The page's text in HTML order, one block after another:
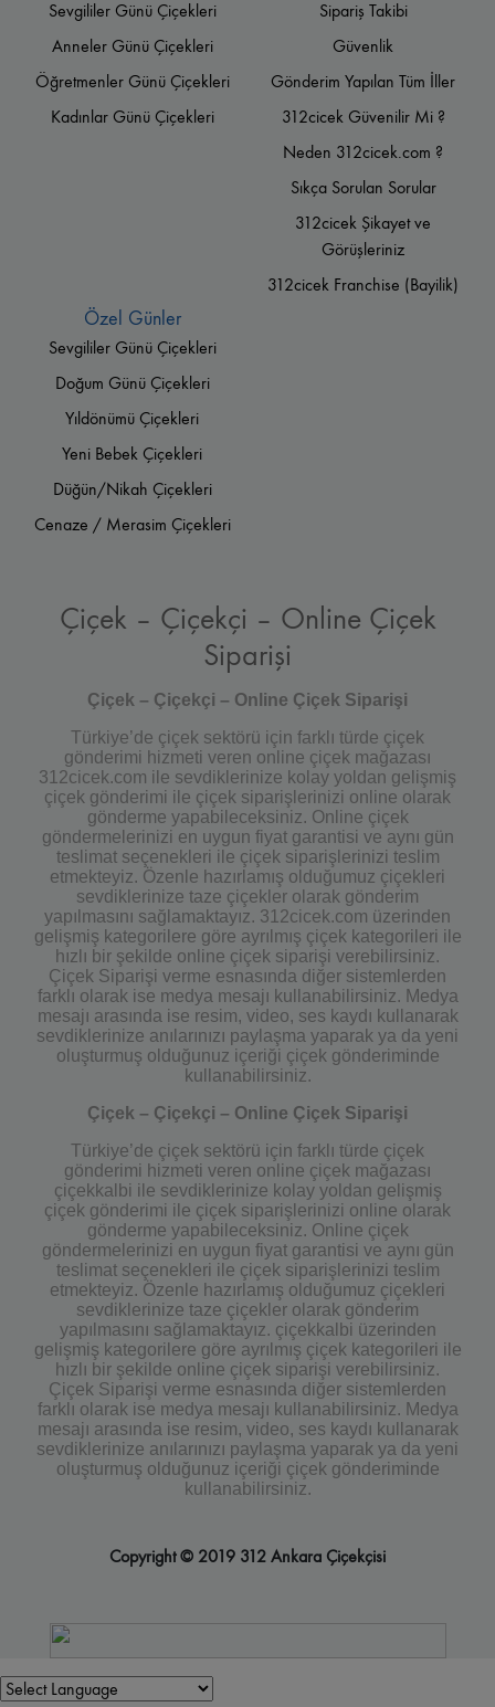
Sevgililer Günü Çiçekleri
Anneler Günü Çiçekleri
Öğretmenler Günü Çiçekleri
Kadınlar Günü Çiçekleri
Sipariş Takibi
Güvenlik
Gönderim Yapılan Tüm İller
312cicek Güvenilir Mi ?
Neden 312cicek.com ?
Sıkça Sorulan Sorular
312cicek Şikayet ve
Görüşleriniz
312cicek Franchise (Bayilik)
Özel Günler
Sevgililer Günü Çiçekleri
Doğum Günü Çiçekleri
Yıldönümü Çiçekleri
Yeni Bebek Çiçekleri
Düğün/Nikah Çiçekleri
Cenaze / Merasim Çiçekleri
Çiçek – Çiçekçi – Online Çiçek
Siparişi
Çiçek – Çiçekçi – Online Çiçek Siparişi
Türkiye’de çiçek sektörü için farklı türde çiçek
gönderimi hizmeti veren online çiçek mağazası
312cicek.com ile sevdiklerinize kolay yoldan gelişmiş
çiçek gönderimi ile çiçek siparişlerinizi online olarak
gönderme yapabileceksiniz. Online çiçek
göndermelerinizi en uygun fiyat garantisi ve aynı gün
teslimat seçenekleri ile çiçek siparişlerinizi teslim
etmekteyiz. Özenle hazırlamış olduğumuz çiçekleri
sevdiklerinize taze çiçekler olarak gönderim
yapılmasını sağlamaktayız. 312cicek.com üzerinden
gelişmiş kategorilere göre ayrılmış çiçek kategorileri ile
hızlı bir şekilde online çiçek siparişi verebilirsiniz.
Çiçek Siparişi verme esnasında diğer sistemlerden
farklı olarak ise medya mesajı kullanabilirsiniz. Medya
mesajı arasında ise resim, video, ses kaydı kullanarak
sevdiklerinize anılarınızı paylaşma yaparak ya da yeni
oluşturmuş olduğunuz içeriği çiçek gönderiminde
kullanabilirsiniz.
Çiçek – Çiçekçi – Online Çiçek Siparişi
Türkiye’de çiçek sektörü için farklı türde çiçek
gönderimi hizmeti veren online çiçek mağazası
çiçekkalbi ile sevdiklerinize kolay yoldan gelişmiş
çiçek gönderimi ile çiçek siparişlerinizi online olarak
gönderme yapabileceksiniz. Online çiçek
göndermelerinizi en uygun fiyat garantisi ve aynı gün
teslimat seçenekleri ile çiçek siparişlerinizi teslim
etmekteyiz. Özenle hazırlamış olduğumuz çiçekleri
sevdiklerinize taze çiçekler olarak gönderim
yapılmasını sağlamaktayız. çiçekkalbi üzerinden
gelişmiş kategorilere göre ayrılmış çiçek kategorileri ile
hızlı bir şekilde online çiçek siparişi verebilirsiniz.
Çiçek Siparişi verme esnasında diğer sistemlerden
farklı olarak ise medya mesajı kullanabilirsiniz. Medya
mesajı arasında ise resim, video, ses kaydı kullanarak
sevdiklerinize anılarınızı paylaşma yaparak ya da yeni
oluşturmuş olduğunuz içeriği çiçek gönderiminde
kullanabilirsiniz.
Copyright © 2019 312 Ankara Çiçekçisi